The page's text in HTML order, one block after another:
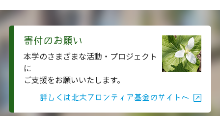
寄付のお願い
本学のさまざまな活動・プロジェクト
に
ご支援をお願いいたします。
詳しくは北大フロンティア基金のサイトへ